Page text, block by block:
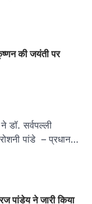
की जयंती पर
डॉ. सर्वपल्ली
पांडे – प्रधान…
पांडेय ने जारी किया